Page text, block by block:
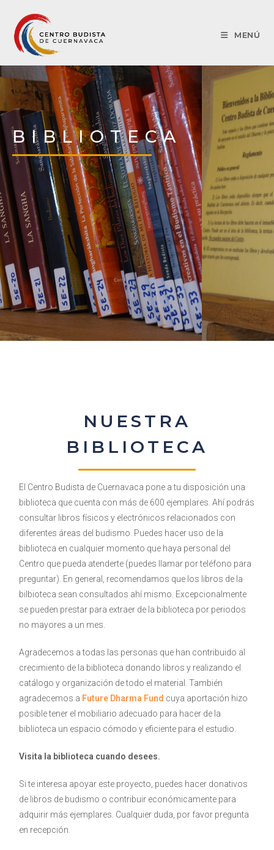
MENÚ
BIBLIOTECA
NUESTRA
BIBLIOTECA
El Centro Budista de Cuernavaca pone a tu disposición una
biblioteca que cuenta con más de 600 ejemplares. Ahí podrás
consultar libros físicos y electrónicos relacionados con
diferentes áreas del budismo. Puedes hacer uso de la
biblioteca en cualquier momento que haya personal del
Centro que pueda atenderte (puedes llamar por teléfono para
preguntar). En general, recomendamos que los libros de la
bilbioteca sean consultados ahí mismo. Excepcionalmente
se pueden prestar para extraer de la biblioteca por periodos
no mayores a un mes.
Agradecemos a todas las personas que han contribuido al
crecimiento de la biblioteca donando libros y realizando el
catálogo y organización de todo el material. También
agradecemos a Future Dharma Fund cuya aportación hizo
posible tener el mobiliario adecuado para hacer de la
biblioteca un espacio cómodo y eficiente para el estudio.
Visita la biblioteca cuando desees.
Si te interesa apoyar este proyecto, puedes hacer donativos
de libros de budismo o contribuir económicamente para
adquirir más ejemplares. Cualquier duda, por favor pregunta
en recepción.